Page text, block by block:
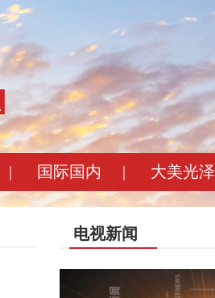
| 国际国内 | 大美光泽
电视新闻